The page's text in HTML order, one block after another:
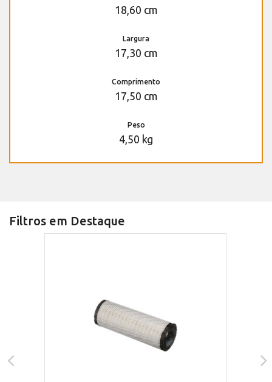
18,60 cm
Largura
17,30 cm
Comprimento
17,50 cm
Peso
4,50 kg
Filtros em Destaque